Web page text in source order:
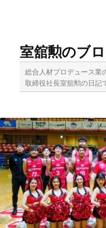
移
動
室舘勲のブ
総合人材プロデュース業
取締役社長室舘勲の日記